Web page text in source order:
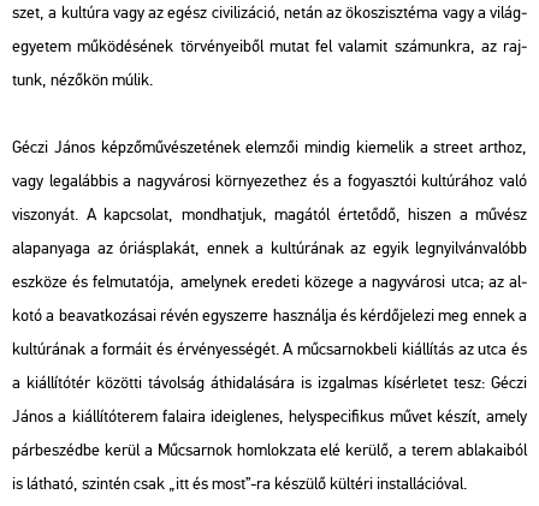
szet, a kul­tú­ra vagy az egész ci­vi­li­zá­ció, netán az öko­szisz­té­ma vagy a vi­lág­
egye­tem mű­kö­dé­sé­nek tör­vé­nye­i­ből mutat fel va­la­mit szá­munk­ra, az raj­
tunk, né­ző­kön múlik.
Géczi János kép­ző­mű­vé­sze­té­nek elem­zői min­dig ki­eme­lik a street art­hoz,
vagy leg­alább­is a nagy­vá­ro­si kör­nye­zet­hez és a fo­gyasz­tói kul­tú­rá­hoz való
vi­szo­nyát. A kap­cso­lat, mond­hat­juk, ma­gá­tól ér­te­tő­dő, hi­szen a mű­vész
alap­anya­ga az óri­ás­pla­kát, ennek a kul­tú­rá­nak az egyik leg­nyil­ván­va­lóbb
esz­kö­ze és fel­mu­ta­tó­ja, amely­nek ere­de­ti kö­ze­ge a nagy­vá­ro­si utca; az al­
ko­tó a be­avat­ko­zá­sai révén egy­szer­re hasz­nál­ja és kér­dő­je­le­zi meg ennek a
kul­tú­rá­nak a for­má­it és ér­vé­nyes­sé­gét. A mű­csar­nok­be­li ki­ál­lí­tás az utca és
a ki­ál­lí­tó­tér kö­zöt­ti tá­vol­ság át­hi­da­lá­sá­ra is iz­gal­mas kí­sér­le­tet tesz: Géczi
János a ki­ál­lí­tó­te­rem fa­la­i­ra ide­ig­le­nes, hely­spe­ci­fi­kus művet ké­szít, amely
pár­be­széd­be kerül a Mű­csar­nok hom­lok­za­ta elé ke­rü­lő, a terem ab­la­ka­i­ból
is lát­ha­tó, szin­tén csak „itt és most”-ra ké­szü­lő kül­té­ri ins­tal­lá­ci­ó­val.